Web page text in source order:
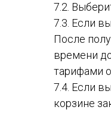
7.2.
7.3. Если
После
времени
тарифами
7.4. Если
корзине